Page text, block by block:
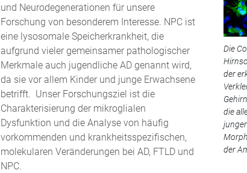
Die
der
die
der
und Neurodegenerationen für unsere
Forschung von besonderem Interesse. NPC ist
eine lysosomale Speicherkrankheit, die
aufgrund vieler gemeinsamer pathologischer
Merkmale auch jugendliche AD genannt wird,
da sie vor allem Kinder und junge Erwachsene
betrifft. Unser Forschungsziel ist die
Charakterisierung der mikroglialen
Dysfunktion und die Analyse von häufig
vorkommenden und krankheitsspezifischen,
molekularen Veränderungen bei AD, FTLD und
NPC.